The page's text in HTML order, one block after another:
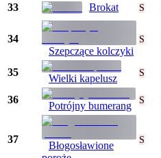
33 Brokat S
34
Szepczące kolczyki
S
35
Wielki kapelusz S
36
Potrójny bumerang S
37
Błogosławione
S